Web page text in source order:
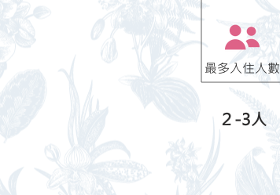
２-3人
最多入住人數